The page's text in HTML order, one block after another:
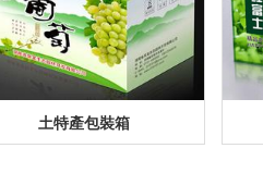
土特產包裝箱